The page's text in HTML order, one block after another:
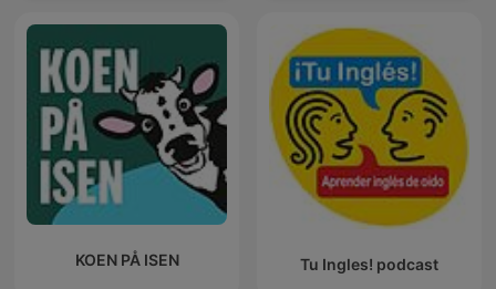
KOEN PÅ ISEN Tu Ingles! podcast